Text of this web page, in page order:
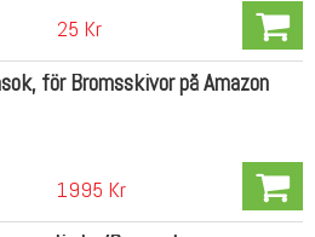
25 Kr
för Bromsskivor på Amazon
1995 Kr